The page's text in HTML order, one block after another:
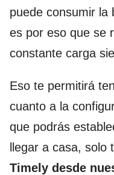
puede consumir la
es por eso que se
constante carga
Eso te permitirá
cuanto a la
que podrás
llegar a casa, solo
Timely desde